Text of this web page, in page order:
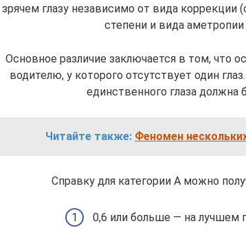
зрячем глазу независимо от вида коррекции
степени и вида аметропии
Основное различие заключается в том, что
водителю, у которого отсутствует один
единственного глаза должна
Читайте также: Феномен
Справку для категории А можно
0,6 или больше — на лучшем